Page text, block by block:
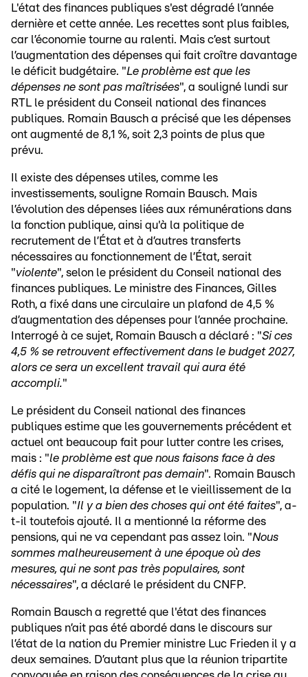
L'état des finances publiques s'est dégradé l’année
dernière et cette année. Les recettes sont plus faibles,
car l’économie tourne au ralenti. Mais c’est surtout
l’augmentation des dépenses qui fait croître davantage
le déficit budgétaire. "Le problème est que les
dépenses ne sont pas maîtrisées", a souligné lundi sur
RTL le président du Conseil national des finances
publiques. Romain Bausch a précisé que les dépenses
ont augmenté de 8,1 %, soit 2,3 points de plus que
prévu.
Il existe des dépenses utiles, comme les
investissements, souligne Romain Bausch. Mais
l’évolution des dépenses liées aux rémunérations dans
la fonction publique, ainsi qu'à la politique de
recrutement de l’État et à d’autres transferts
nécessaires au fonctionnement de l’État, serait
"violente", selon le président du Conseil national des
finances publiques. Le ministre des Finances, Gilles
Roth, a fixé dans une circulaire un plafond de 4,5 %
d’augmentation des dépenses pour l’année prochaine.
Interrogé à ce sujet, Romain Bausch a déclaré : "Si ces
4,5 % se retrouvent effectivement dans le budget 2027,
alors ce sera un excellent travail qui aura été
accompli."
Le président du Conseil national des finances
publiques estime que les gouvernements précédent et
actuel ont beaucoup fait pour lutter contre les crises,
mais : "le problème est que nous faisons face à des
défis qui ne disparaîtront pas demain". Romain Bausch
a cité le logement, la défense et le vieillissement de la
population. "Il y a bien des choses qui ont été faites", a-
t-il toutefois ajouté. Il a mentionné la réforme des
pensions, qui ne va cependant pas assez loin. "Nous
sommes malheureusement à une époque où des
mesures, qui ne sont pas très populaires, sont
nécessaires", a déclaré le président du CNFP.
Romain Bausch a regretté que l'état des finances
publiques n’ait pas été abordé dans le discours sur
l’état de la nation du Premier ministre Luc Frieden il y a
deux semaines. D’autant plus que la réunion tripartite